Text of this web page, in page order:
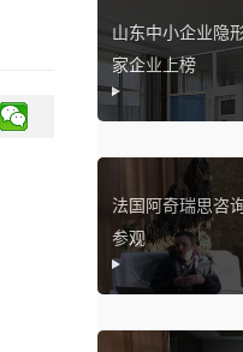
山东中小企业隐
家企业上榜
法国阿奇瑞思咨
参观